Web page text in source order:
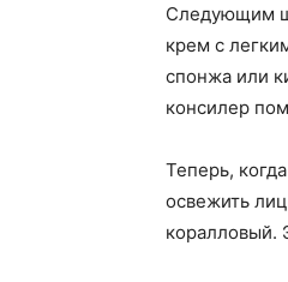
Следующим
крем с
спонжа или
консилер
Теперь,
освежить
коралловый.